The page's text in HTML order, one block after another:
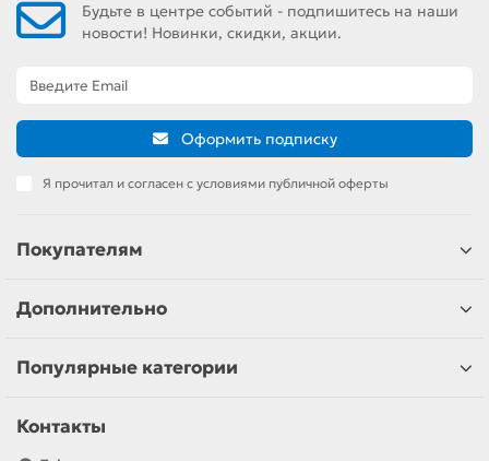
Будьте в центре событий - подпишитесь на наши
новости! Новинки, скидки, акции.
Оформить подписку
Я прочитал и согласен с условиями публичной оферты
Покупателям
Дополнительно
Популярные категории
Контакты